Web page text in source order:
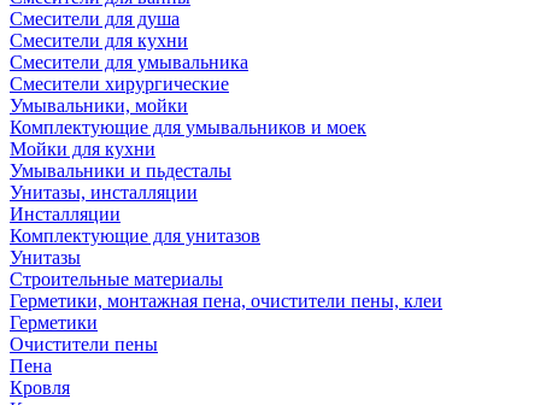
Смесители для душа
Смесители для кухни
Смесители для умывальника
Смесители хирургические
Умывальники, мойки
Комплектующие для умывальников и моек
Мойки для кухни
Умывальники и пьдесталы
Унитазы, инсталляции
Инсталляции
Комплектующие для унитазов
Унитазы
Строительные материалы
Герметики, монтажная пена, очистители пены, клеи
Герметики
Очистители пены
Пена
Кровля